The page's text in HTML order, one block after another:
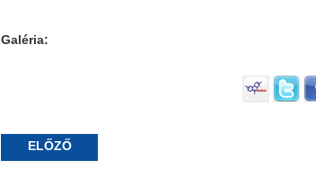
Galéria:
ELŐZŐ